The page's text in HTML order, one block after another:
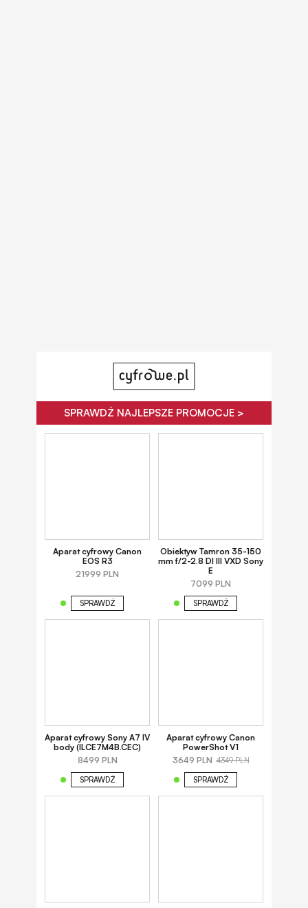
SPRAWDŹ NAJLEPSZE PROMOCJE >
Aparat cyfrowy Canon
EOS R3
21999 PLN
SPRAWDŹ
Obiektyw Tamron 35-150
mm f/2-2.8 DI III VXD Sony
E
7099 PLN
SPRAWDŹ
Aparat cyfrowy Sony A7 IV
body (ILCE7M4B.CEC)
8499 PLN
SPRAWDŹ
Aparat cyfrowy Canon
PowerShot V1
3649 PLN 4349 PLN
SPRAWDŹ